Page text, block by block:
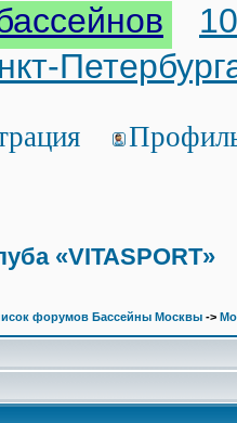
«VITASPORT»
форумов Бассейны Москвы ->